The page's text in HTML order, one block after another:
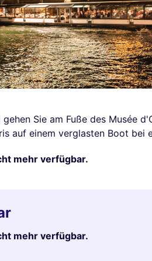
Sie am Fuße des Musée
auf einem verglasten Boot bei
mehr verfügbar.
mehr verfügbar.